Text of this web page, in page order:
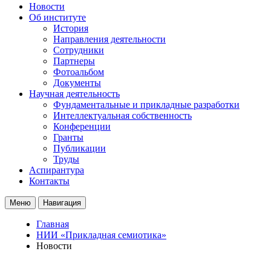
Новости
Об институте
История
Направления деятельности
Сотрудники
Партнеры
Фотоальбом
Документы
Научная деятельность
Фундаментальные и прикладные разработки
Интеллектуальная собственность
Конференции
Гранты
Публикации
Труды
Аспирантура
Контакты
Меню Навигация
Главная
НИИ «Прикладная семиотика»
Новости